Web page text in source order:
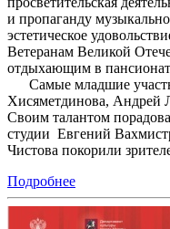
и пропаганду
эстетическое
Ветеранам Великой
отдыхающим в
Самые младшие
Хисяметдинова, Андрей
Своим талантом
студии Евгений
Чистова покорили
Подробнее